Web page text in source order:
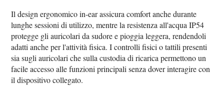
Il design ergonomico in-ear assicura comfort anche durante
lunghe sessioni di utilizzo, mentre la resistenza all'acqua IP54
protegge gli auricolari da sudore e pioggia leggera, rendendoli
adatti anche per l'attività fisica. I controlli fisici o tattili presenti
sia sugli auricolari che sulla custodia di ricarica permettono un
facile accesso alle funzioni principali senza dover interagire con
il dispositivo collegato.